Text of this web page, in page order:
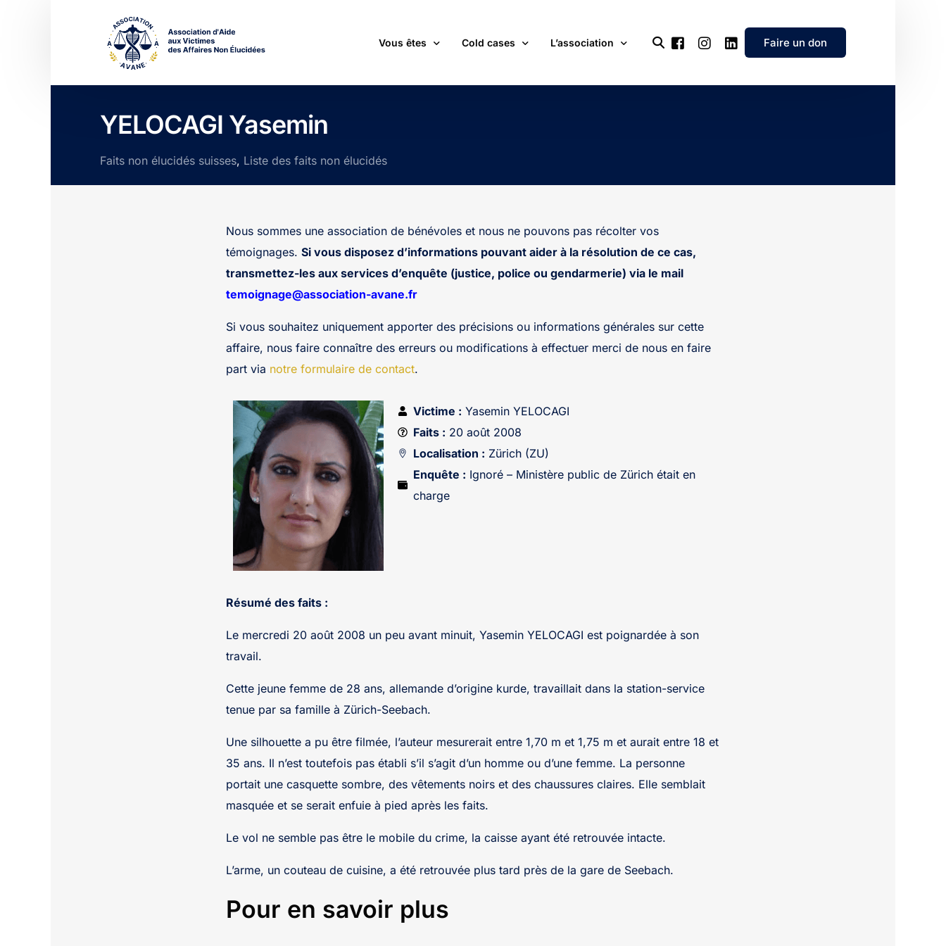
Vous êtes
passionné(e) par les cold cases
un futur adhérent ou bénévole
journaliste
Cold cases L’association
Devenir bénévole
Contact
Faire un don
YELOCAGI Yasemin
Faits non élucidés suisses, Liste des faits non élucidés
Nous sommes une association de bénévoles et nous ne pouvons pas récolter vos
témoignages. Si vous disposez d’informations pouvant aider à la résolution de ce cas,
transmettez-les aux services d’enquête (justice, police ou gendarmerie) via le mail
temoignage@association-avane.fr
Si vous souhaitez uniquement apporter des précisions ou informations générales sur cette
affaire, nous faire connaître des erreurs ou modifications à effectuer merci de nous en faire
part via notre formulaire de contact.
Victime : Yasemin YELOCAGI
Faits : 20 août 2008
Localisation : Zürich (ZU)
Enquête : Ignoré – Ministère public de Zürich était en
charge
Résumé des faits :
Le mercredi 20 août 2008 un peu avant minuit, Yasemin YELOCAGI est poignardée à son
travail.
Cette jeune femme de 28 ans, allemande d’origine kurde, travaillait dans la station-service
tenue par sa famille à Zürich-Seebach.
Une silhouette a pu être filmée, l’auteur mesurerait entre 1,70 m et 1,75 m et aurait entre 18 et
35 ans. Il n’est toutefois pas établi s’il s’agit d’un homme ou d’une femme. La personne
portait une casquette sombre, des vêtements noirs et des chaussures claires. Elle semblait
masquée et se serait enfuie à pied après les faits.
Le vol ne semble pas être le mobile du crime, la caisse ayant été retrouvée intacte.
L’arme, un couteau de cuisine, a été retrouvée plus tard près de la gare de Seebach.
Pour en savoir plus